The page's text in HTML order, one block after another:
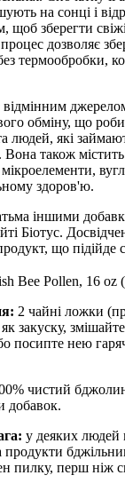
на сонці і
щоб зберегти
дозволяє
термообробки,
обміну, що
людей, які
також містить
здоров'ю.
іншими
Біотус.
що підійде
Bee Pollen, 16 oz
2 чайні ложки
закуску,
посипте нею
чистий
добавок.
у деяких
продукти
пилку, перш ніж